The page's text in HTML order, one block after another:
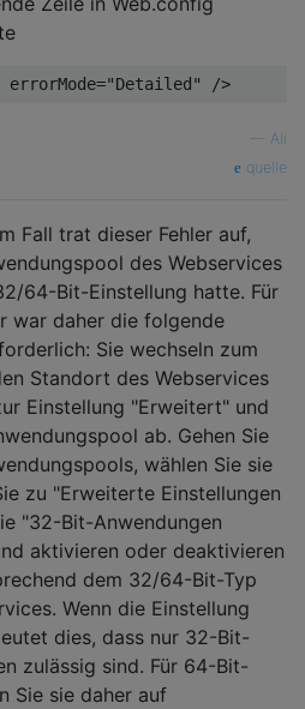
"Detailed"
Ali
quelle
Fall trat dieser Fehler auf,
des Webservices
64-Bit-Einstellung hatte. Für
war daher die folgende
Sie wechseln zum
Standort des Webservices
Einstellung "Erweitert" und
ab. Gehen Sie
wählen Sie sie
zu "Erweiterte Einstellungen
"32-Bit-Anwendungen
aktivieren oder deaktivieren
dem 32/64-Bit-Typ
Wenn die Einstellung
dies, dass nur 32-Bit-
zulässig sind. Für 64-Bit-
Sie sie daher auf